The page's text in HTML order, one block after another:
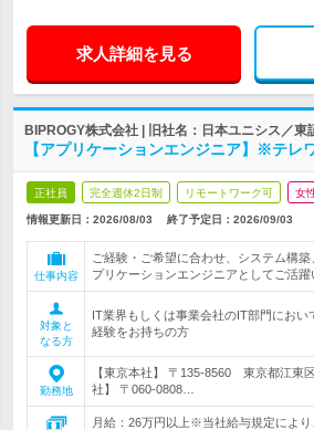
求人詳細を見る
BIPROGY株式会社 | 旧社名：日本ユニシス／東
【アプリケーションエンジニア】※テレ
正社員 完全週休2日制 リモートワーク可 女
情報更新日：2026/08/03 終了予定日： 2026/09/03
仕事内容
ご経験・ご希望に合わせ、システム構
プリケーションエンジニアとしてご活躍
対象と
なる方
IT業界もしくは事業会社のIT部門におい
経験をお持ちの方
勤務地
【東京本社】 〒135-8560 東京都江東
社】 〒060-0808…
月給：26万円以上※当社給与規定によ